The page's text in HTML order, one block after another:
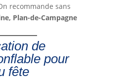
recommande sans
Plan-de-Campagne
de
pour
fête